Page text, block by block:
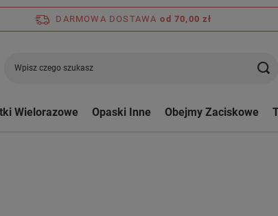
DARMOWA DOSTAWA od 70,00 zł
Wielorazowe Opaski Inne Obejmy Zaciskowe